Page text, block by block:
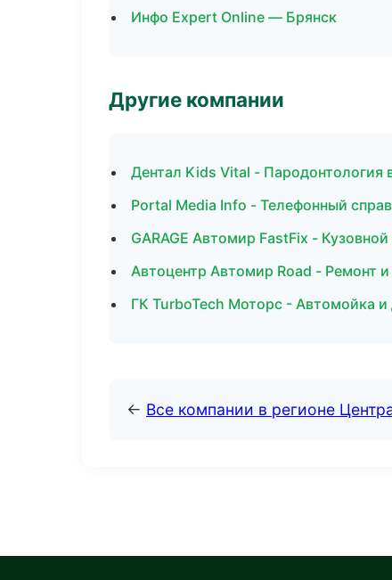
Инфо Expert Online — Брянск
Другие компании
Дентал Kids Vital - Пародонтология
Portal Media Info - Телефонный
GARAGE Автомир FastFix -
Автоцентр Автомир Road - Ремонт
ГК TurboTech Моторс - Автомойка
← Все компании в регионе